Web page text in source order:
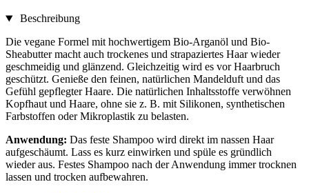
Beschreibung
Die vegane Formel mit hochwertigem Bio-Arganöl und Bio-
Sheabutter macht auch trockenes und strapaziertes Haar wieder
geschmeidig und glänzend. Gleichzeitig wird es vor Haarbruch
geschützt. Genieße den feinen, natürlichen Mandelduft und das
Gefühl gepflegter Haare. Die natürlichen Inhaltsstoffe verwöhnen
Kopfhaut und Haare, ohne sie z. B. mit Silikonen, synthetischen
Farbstoffen oder Mikroplastik zu belasten.
Anwendung: Das feste Shampoo wird direkt im nassen Haar
aufgeschäumt. Lass es kurz einwirken und spüle es gründlich
wieder aus. Festes Shampoo nach der Anwendung immer trocknen
lassen und trocken aufbewahren.